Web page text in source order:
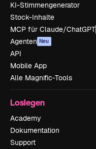
KI-Stimmengenerator
Stock-Inhalte
MCP für Claude/ChatGPT
Agenten Neu
API
Mobile App
Alle Magnific-Tools
Loslegen
Academy
Dokumentation
Support